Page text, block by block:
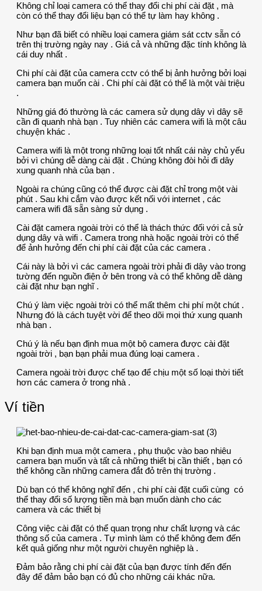
Không chỉ loại camera có thể thay đổi chi phí cài đặt , mà
còn có thể thay đổi liệu bạn có thể tự làm hay không .
Như bạn đã biết có nhiều loại camera giám sát cctv sẵn có
trên thị trường ngày nay . Giá cả và những đặc tính không là
cái duy nhất .
Chi phí cài đặt của camera cctv có thể bị ảnh hưởng bởi loại
camera bạn muốn cài . Chi phí cài đặt có thể là một vài triệu
.
Những giá đó thường là các camera sử dụng dây vì dây sẽ
cần đi quanh nhà bạn . Tuy nhiên các camera wifi là một câu
chuyện khác .
Camera wifi là một trong những loại tốt nhất cái này chủ yếu
bởi vì chúng dễ dàng cài đặt . Chúng không đòi hỏi đi dây
xung quanh nhà của bạn .
Ngoài ra chúng cũng có thể được cài đặt chỉ trong một vài
phút . Sau khi cắm vào được kết nối với internet , các
camera wifi đã sẵn sàng sử dụng .
Cài đặt camera ngoài trời có thể là thách thức đối với cả sử
dụng dây và wifi . Camera trong nhà hoặc ngoài trời có thể
để ảnh hưởng đến chi phí cài đặt của các camera .
Cái này là bởi vì các camera ngoài trời phải đi dây vào trong
tường đến nguồn điện ở bên trong và có thể không dễ dàng
cài đặt như bạn nghĩ .
Chú ý làm việc ngoài trời có thể mất thêm chi phí một chút .
Nhưng đó là cách tuyệt vời để theo dõi mọi thứ xung quanh
nhà bạn .
Chú ý là nếu bạn định mua một bộ camera được cài đặt
ngoài trời , bạn bạn phải mua đúng loại camera .
Camera ngoài trời được chế tạo để chịu một số loại thời tiết
hơn các camera ở trong nhà .
Ví tiền
Khi bạn định mua một camera , phụ thuộc vào bao nhiêu
camera bạn muốn và tất cả những thiết bị cần thiết , bạn có
thể không cần những camera đắt đỏ trên thị trường .
Dù bạn có thể không nghĩ đến , chi phí cài đặt cuối cùng có
thể thay đổi số lượng tiền mà bạn muốn dành cho các
camera và các thiết bị
Công việc cài đặt có thể quan trọng như chất lượng và các
thông số của camera . Tự mình làm có thể không đem đến
kết quả giống như một người chuyên nghiệp là .
Đảm bảo rằng chi phí cài đặt của bạn được tính đến đến
đây để đảm bảo bạn có đủ cho những cái khác nữa.